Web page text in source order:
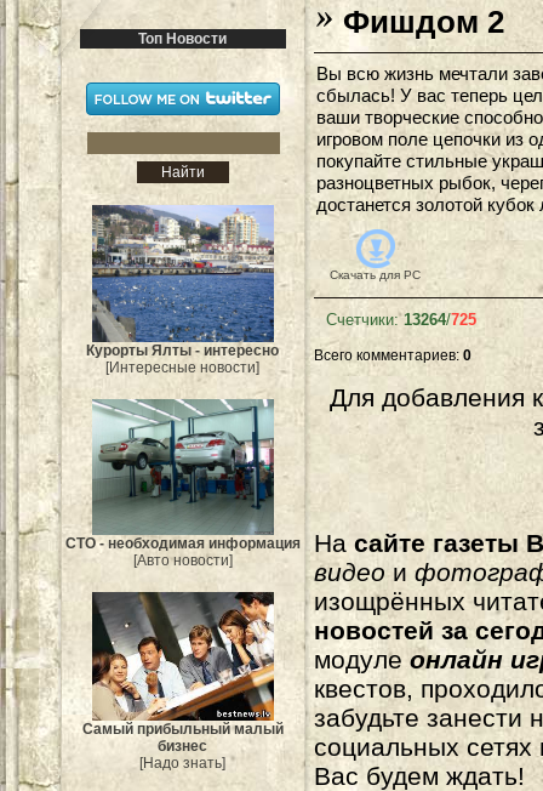
Топ Новости
Курорты Ялты - интересно
[Интересные новости]
СТО - необходимая информация
[Авто новости]
Самый прибыльный малый
бизнес
[Надо знать]
Фишдом 2
Вы всю жизнь мечтали
сбылась! У вас теперь
ваши творческие
игровом поле цепочки из
покупайте стильные
разноцветных рыбок,
достанется золотой
Скачать для PC
Счетчики:13264/725
Всего комментариев: 0
Для добавления
На сайте газеты
видео и
изощрённых
новостей за
модуле онлайн
квестов,
забудьте
социальных
Вас будем ждать!